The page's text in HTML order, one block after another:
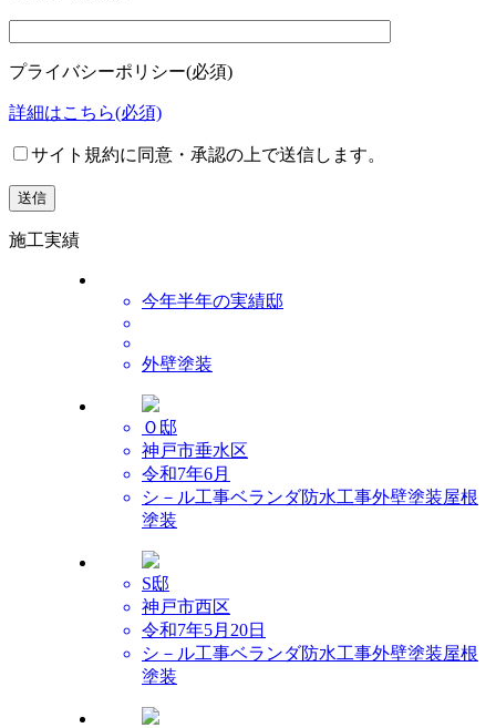
プライバシーポリシー(必須)
詳細はこちら(必須)
サイト規約に同意・承認の上で送信します。
施工実績
今年半年の実績邸
外壁塗装
Ｏ邸
神戸市垂水区
令和7年6月
シ－ル工事ベランダ防水工事外壁塗装屋根
塗装
S邸
神戸市西区
令和7年5月20日
シ－ル工事ベランダ防水工事外壁塗装屋根
塗装